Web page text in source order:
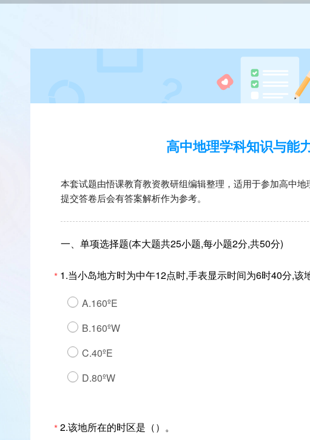
高中地理学科知识与能
本套试题由悟课教育教资教研组编辑整理，适用于参加高中地
提交答卷后会有答案解析作为参考。
一、单项选择题(本大题共25小题,每小题2分,共50分)
* 1.当小岛地方时为中午12点时,手表显示时间为6时40分,该
A.160ºE
B.160ºW
C.40ºE
D.80ºW
*2.该地所在的时区是（）。